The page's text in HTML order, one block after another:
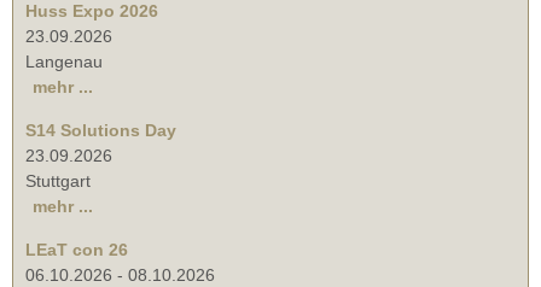
Huss Expo 2026
23.09.2026
Langenau
mehr ...
S14 Solutions Day
23.09.2026
Stuttgart
mehr ...
LEaT con 26
06.10.2026 - 08.10.2026